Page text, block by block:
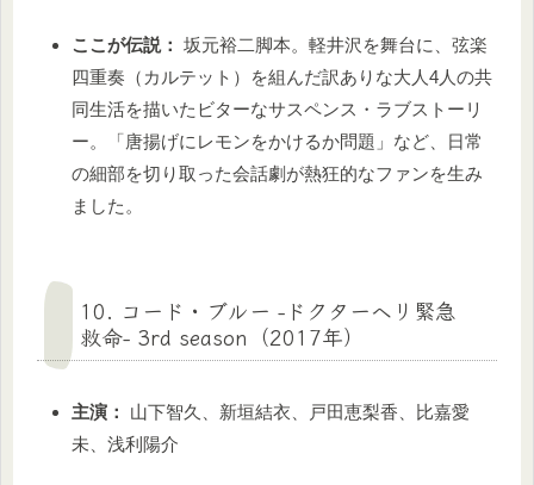
ここが伝説： 坂元裕二脚本。軽井沢を舞台に、弦楽
四重奏（カルテット）を組んだ訳ありな大人4人の共
同生活を描いたビターなサスペンス・ラブストーリ
ー。「唐揚げにレモンをかけるか問題」など、日常
の細部を切り取った会話劇が熱狂的なファンを生み
ました。
10. コード・ブルー -ドクターヘリ緊急
救命- 3rd season（2017年）
主演：
山下智久、新垣結衣、戸田恵梨香、比嘉愛
未、浅利陽介